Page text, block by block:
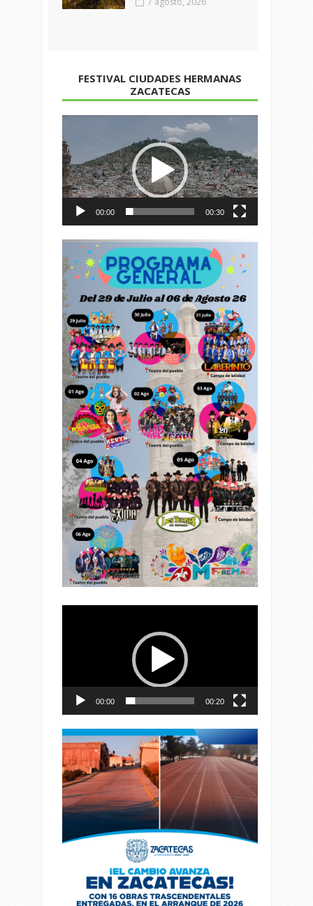
FESTIVAL CIUDADES HERMANAS
ZACATECAS
de
vídeo
00:00 00:30
00:00 00:20